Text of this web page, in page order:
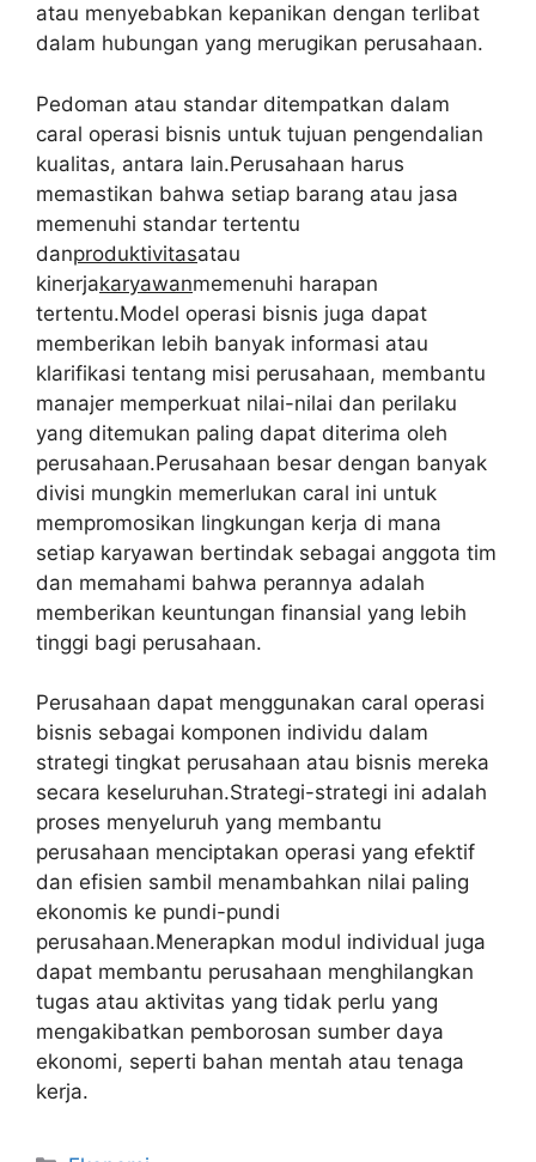
atau menyebabkan kepanikan dengan terlibat
dalam hubungan yang merugikan perusahaan.
Pedoman atau standar ditempatkan dalam
caral operasi bisnis untuk tujuan pengendalian
kualitas, antara lain.Perusahaan harus
memastikan bahwa setiap barang atau jasa
memenuhi standar tertentu
danproduktivitasatau
kinerjakaryawanmemenuhi harapan
tertentu.Model operasi bisnis juga dapat
memberikan lebih banyak informasi atau
klarifikasi tentang misi perusahaan, membantu
manajer memperkuat nilai-nilai dan perilaku
yang ditemukan paling dapat diterima oleh
perusahaan.Perusahaan besar dengan banyak
divisi mungkin memerlukan caral ini untuk
mempromosikan lingkungan kerja di mana
setiap karyawan bertindak sebagai anggota tim
dan memahami bahwa perannya adalah
memberikan keuntungan finansial yang lebih
tinggi bagi perusahaan.
Perusahaan dapat menggunakan caral operasi
bisnis sebagai komponen individu dalam
strategi tingkat perusahaan atau bisnis mereka
secara keseluruhan.Strategi-strategi ini adalah
proses menyeluruh yang membantu
perusahaan menciptakan operasi yang efektif
dan efisien sambil menambahkan nilai paling
ekonomis ke pundi-pundi
perusahaan.Menerapkan modul individual juga
dapat membantu perusahaan menghilangkan
tugas atau aktivitas yang tidak perlu yang
mengakibatkan pemborosan sumber daya
ekonomi, seperti bahan mentah atau tenaga
kerja.